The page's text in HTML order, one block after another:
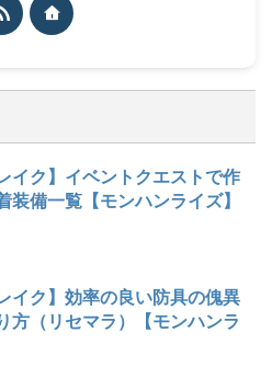
イク】イベントクエストで作
装備一覧【モンハンライズ】
イク】効率の良い防具の傀異
方（リセマラ）【モンハンラ